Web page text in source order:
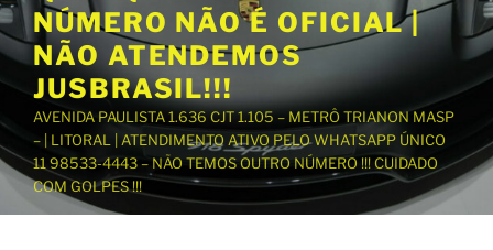
o
n
t
ú
d
NÚMERO NÃO É OFICIAL |
NÃO ATENDEMOS
JUSBRASIL!!!
AVENIDA PAULISTA 1.636 CJT 1.105 – METRÔ TRIANON MASP
– | LITORAL | ATENDIMENTO ATIVO PELO WHATSAPP ÚNICO
11 98533-4443 – NÃO TEMOS OUTRO NÚMERO !!! CUIDADO
COM GOLPES !!!